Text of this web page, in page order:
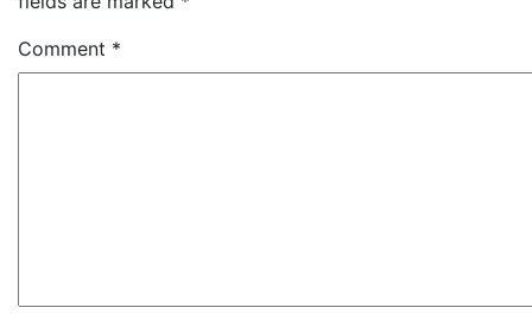
Comment *